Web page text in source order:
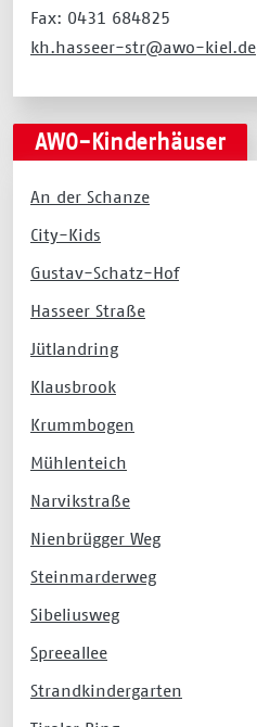
Fax: 0431 684825
kh.hasseer-str@awo-kiel.de
AWO-Kinderhäuser
An der Schanze
City-Kids
Gustav-Schatz-Hof
Hasseer Straße
Jütlandring
Klausbrook
Krummbogen
Mühlenteich
Narvikstraße
Nienbrügger Weg
Steinmarderweg
Sibeliusweg
Spreeallee
Strandkindergarten